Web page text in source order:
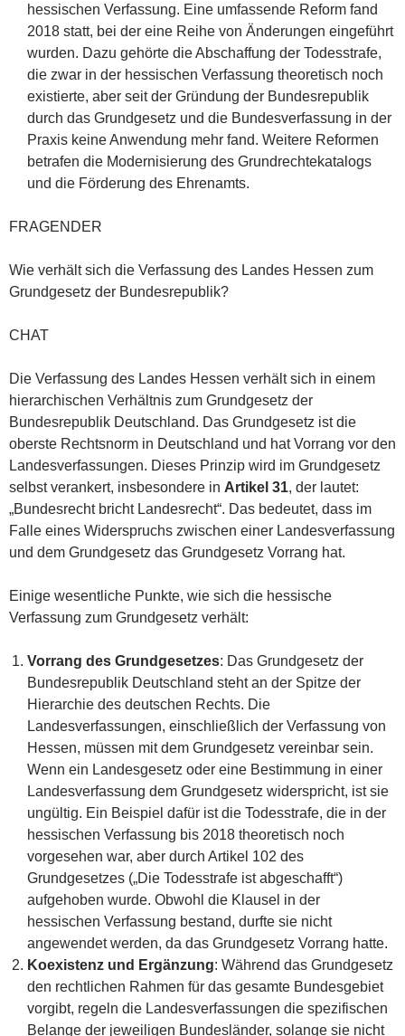
hessischen Verfassung. Eine umfassende Reform fand
2018 statt, bei der eine Reihe von Änderungen eingeführt
wurden. Dazu gehörte die Abschaffung der Todesstrafe,
die zwar in der hessischen Verfassung theoretisch noch
existierte, aber seit der Gründung der Bundesrepublik
durch das Grundgesetz und die Bundesverfassung in der
Praxis keine Anwendung mehr fand. Weitere Reformen
betrafen die Modernisierung des Grundrechtekatalogs
und die Förderung des Ehrenamts.
FRAGENDER
Wie verhält sich die Verfassung des Landes Hessen zum
Grundgesetz der Bundesrepublik?
CHAT
Die Verfassung des Landes Hessen verhält sich in einem
hierarchischen Verhältnis zum Grundgesetz der
Bundesrepublik Deutschland. Das Grundgesetz ist die
oberste Rechtsnorm in Deutschland und hat Vorrang vor den
Landesverfassungen. Dieses Prinzip wird im Grundgesetz
selbst verankert, insbesondere in Artikel 31, der lautet:
„Bundesrecht bricht Landesrecht“. Das bedeutet, dass im
Falle eines Widerspruchs zwischen einer Landesverfassung
und dem Grundgesetz das Grundgesetz Vorrang hat.
Einige wesentliche Punkte, wie sich die hessische
Verfassung zum Grundgesetz verhält:
Vorrang des Grundgesetzes: Das Grundgesetz der
Bundesrepublik Deutschland steht an der Spitze der
Hierarchie des deutschen Rechts. Die
Landesverfassungen, einschließlich der Verfassung von
Hessen, müssen mit dem Grundgesetz vereinbar sein.
Wenn ein Landesgesetz oder eine Bestimmung in einer
Landesverfassung dem Grundgesetz widerspricht, ist sie
ungültig. Ein Beispiel dafür ist die Todesstrafe, die in der
hessischen Verfassung bis 2018 theoretisch noch
vorgesehen war, aber durch Artikel 102 des
Grundgesetzes („Die Todesstrafe ist abgeschafft“)
aufgehoben wurde. Obwohl die Klausel in der
hessischen Verfassung bestand, durfte sie nicht
angewendet werden, da das Grundgesetz Vorrang hatte.
Koexistenz und Ergänzung: Während das Grundgesetz
den rechtlichen Rahmen für das gesamte Bundesgebiet
vorgibt, regeln die Landesverfassungen die spezifischen
Belange der jeweiligen Bundesländer, solange sie nicht